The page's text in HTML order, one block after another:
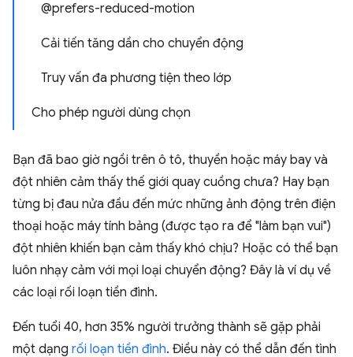
@prefers-reduced-motion
Cải tiến tăng dần cho chuyển động
Truy vấn đa phương tiện theo lớp
Cho phép người dùng chọn
Bạn đã bao giờ ngồi trên ô tô, thuyền hoặc máy bay và
đột nhiên cảm thấy thế giới quay cuồng chưa? Hay bạn
từng bị đau nửa đầu đến mức những ảnh động trên điện
thoại hoặc máy tính bảng (được tạo ra để "làm bạn vui")
đột nhiên khiến bạn cảm thấy khó chịu? Hoặc có thể bạn
luôn nhạy cảm với mọi loại chuyển động? Đây là ví dụ về
các loại rối loạn tiền đình.
Đến tuổi 40, hơn 35% người trưởng thành sẽ gặp phải
một dạng rối loạn tiền đình. Điều này có thể dẫn đến tình